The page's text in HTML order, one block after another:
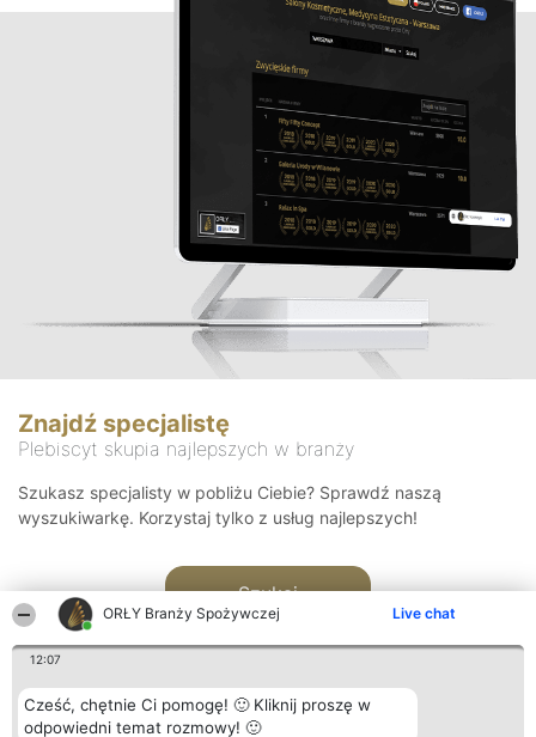
ORŁY Branży Spożywczej Live chat
12:07
Cześć, chętnie Ci pomogę! 🙂 Kliknij proszę w
odpowiedni temat rozmowy! 🙂
Znajdź specjalistę
Plebiscyt skupia najlepszych w branży
Szukasz specjalisty w pobliżu Ciebie? Sprawdź naszą
wyszukiwarkę. Korzystaj tylko z usług najlepszych!
Szukaj